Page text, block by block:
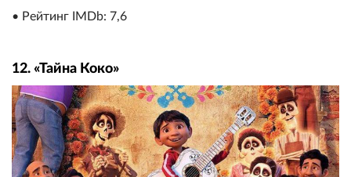
• Рейтинг IMDb: 7,6
12. «Тайна Коко»